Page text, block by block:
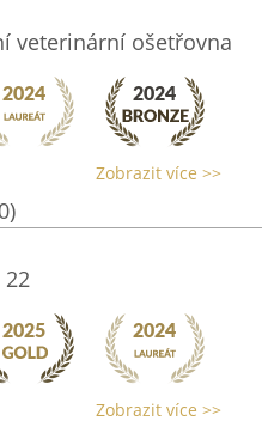
veterinární ošetřovna
Zobrazit více >>
Zobrazit více >>